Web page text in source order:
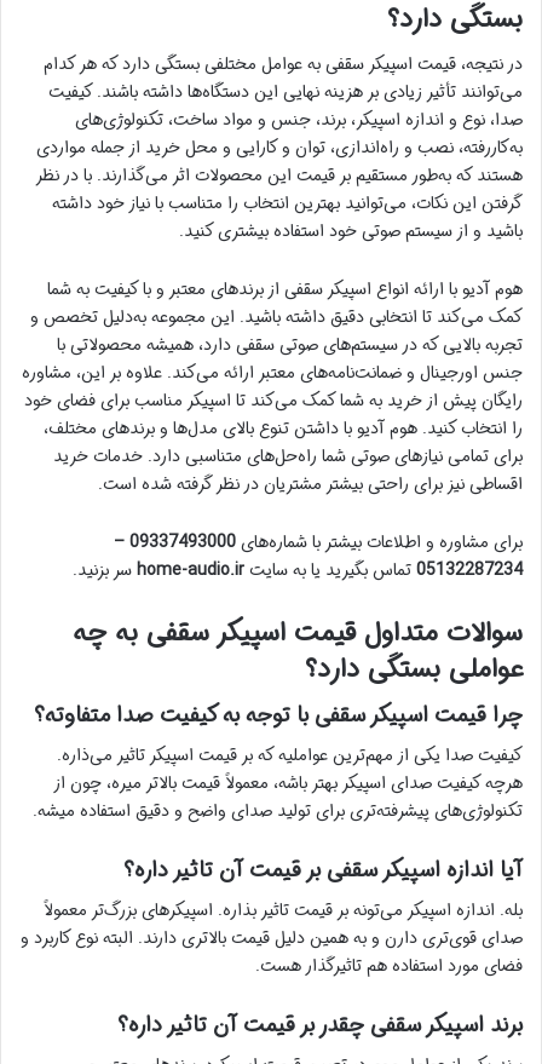
بستگی دارد؟
در نتیجه، قیمت اسپیکر سقفی به عوامل مختلفی بستگی دارد که هر کدام
می‌توانند تأثیر زیادی بر هزینه نهایی این دستگاه‌ها داشته باشند. کیفیت
صدا، نوع و اندازه اسپیکر، برند، جنس و مواد ساخت، تکنولوژی‌های
به‌کاررفته، نصب و راه‌اندازی، توان و کارایی و محل خرید از جمله مواردی
هستند که به‌طور مستقیم بر قیمت این محصولات اثر می‌گذارند. با در نظر
گرفتن این نکات، می‌توانید بهترین انتخاب را متناسب با نیاز خود داشته
باشید و از سیستم صوتی خود استفاده بیشتری کنید.
هوم آدیو با ارائه انواع اسپیکر سقفی از برندهای معتبر و با کیفیت به شما
کمک می‌کند تا انتخابی دقیق داشته باشید. این مجموعه به‌دلیل تخصص و
تجربه بالایی که در سیستم‌های صوتی سقفی دارد، همیشه محصولاتی با
جنس اورجینال و ضمانت‌نامه‌های معتبر ارائه می‌کند. علاوه بر این، مشاوره
رایگان پیش از خرید به شما کمک می‌کند تا اسپیکر مناسب برای فضای خود
را انتخاب کنید. هوم آدیو با داشتن تنوع بالای مدل‌ها و برندهای مختلف،
برای تمامی نیازهای صوتی شما راه‌حل‌های متناسبی دارد. خدمات خرید
اقساطی نیز برای راحتی بیشتر مشتریان در نظر گرفته شده است.
برای مشاوره و اطلاعات بیشتر با شماره‌های
09337493000 –
05132287234تماس بگیرید یا به سایت سر بزنید.
سوالات متداول قیمت اسپیکر سقفی به چه
عواملی بستگی دارد؟
چرا قیمت اسپیکر سقفی با توجه به کیفیت صدا متفاوته؟
کیفیت صدا یکی از مهم‌ترین عواملیه که بر قیمت اسپیکر تاثیر می‌ذاره.
هرچه کیفیت صدای اسپیکر بهتر باشه، معمولاً قیمت بالاتر میره، چون از
تکنولوژی‌های پیشرفته‌تری برای تولید صدای واضح و دقیق استفاده میشه.
آیا اندازه اسپیکر سقفی بر قیمت آن تاثیر داره؟
بله. اندازه اسپیکر می‌تونه بر قیمت تاثیر بذاره. اسپیکرهای بزرگ‌تر معمولاً
صدای قوی‌تری دارن و به همین دلیل قیمت بالاتری دارند. البته نوع کاربرد و
فضای مورد استفاده هم تاثیرگذار هست.
برند اسپیکر سقفی چقدر بر قیمت آن تاثیر داره؟